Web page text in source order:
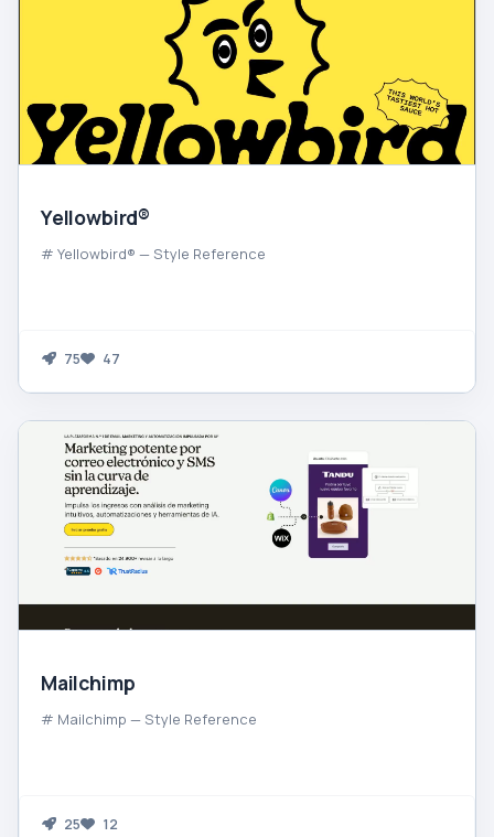
Yellowbird®
# Yellowbird® — Style Reference
75 47
Mailchimp
# Mailchimp — Style Reference
25 12